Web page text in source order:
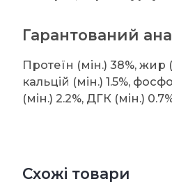
Гарантований
Протеїн (мін.) 38%, жир
кальцій (мін.) 1.5%,
(мін.) 2.2%, ДГК (мін.)
Схожі товари